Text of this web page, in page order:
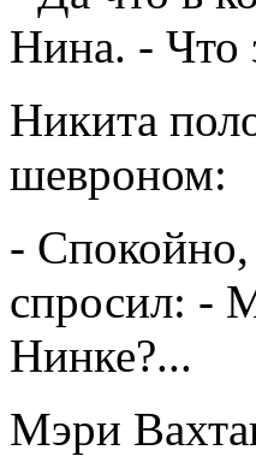
Нина. - Что
Никита
шевроном:
-
спросил: -
Нинке?...
Мэри